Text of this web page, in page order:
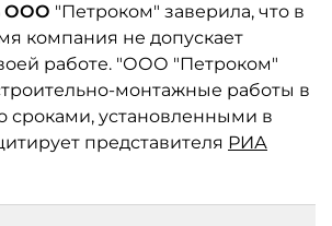
ООО "Петроком" заверила, что в
компания не допускает
работе. "ООО "Петроком"
монтажные работы в
сроками, установленными в
представителя РИА